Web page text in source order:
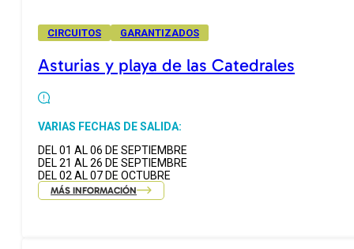
CIRCUITOS GARANTIZADOS
Asturias y playa de las Catedrales
VARIAS FECHAS DE SALIDA:
DEL 01 AL 06 DE SEPTIEMBRE
DEL 21 AL 26 DE SEPTIEMBRE
DEL 02 AL 07 DE OCTUBRE
MÁS INFORMACIÓN